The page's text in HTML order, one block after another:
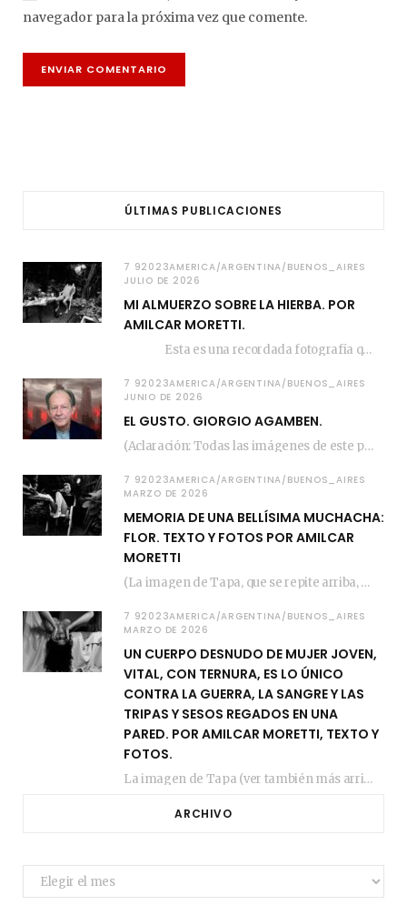
navegador para la próxima vez que comente.
ÚLTIMAS PUBLICACIONES
7 92023AMERICA/ARGENTINA/BUENOS_AIRES
JULIO DE 2026
MI ALMUERZO SOBRE LA HIERBA. POR
AMILCAR MORETTI.
Esta es una recordada fotografía que registré…
7 92023AMERICA/ARGENTINA/BUENOS_AIRES
JUNIO DE 2026
EL GUSTO. GIORGIO AGAMBEN.
(Aclaración: Todas las imágenes de este posteo fueron tomadas de Bloghemia.com, y todos los…
7 92023AMERICA/ARGENTINA/BUENOS_AIRES
MARZO DE 2026
MEMORIA DE UNA BELLÍSIMA MUCHACHA:
FLOR. TEXTO Y FOTOS POR AMILCAR
MORETTI
(La imagen de Tapa, que se repite arriba, fue compuesta por Amilcar Moretti el viernes…
7 92023AMERICA/ARGENTINA/BUENOS_AIRES
MARZO DE 2026
UN CUERPO DESNUDO DE MUJER JOVEN,
VITAL, CON TERNURA, ES LO ÚNICO
CONTRA LA GUERRA, LA SANGRE Y LAS
TRIPAS Y SESOS REGADOS EN UNA
PARED. POR AMILCAR MORETTI, TEXTO Y
FOTOS.
La imagen de Tapa (ver también más arriba) fue compuesta en estos días de febrero…
ARCHIVO
Archivo